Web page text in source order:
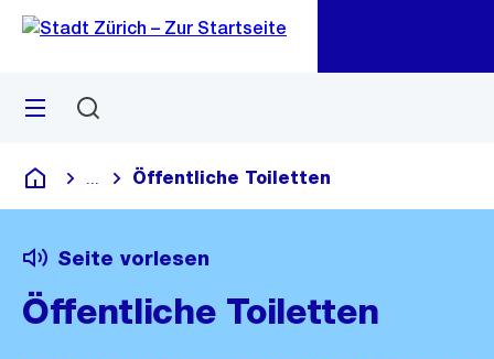
Navigation
Sprunglink
Menü
Deutsch
Blende alle Breadcrumbs ein
Öffentliche Toiletten
Seite vorlesen
Öffentliche Toiletten